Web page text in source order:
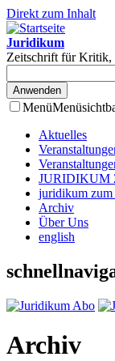
Direkt zum Inhalt
Juridikum
Zeitschrift für Kritik,
Menü
Aktuelles
JURIDIKUM
juridikum zum
Archiv
Über Uns
english
Archiv